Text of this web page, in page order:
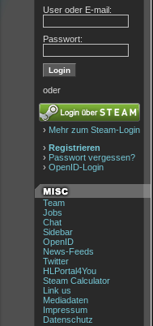
User oder E-mail:
Passwort:
oder
› Mehr zum Steam-Login
› Registrieren
› Passwort vergessen?
› OpenID-Login
Team
Jobs
Chat
Sidebar
OpenID
News-Feeds
Twitter
HLPortal4You
Steam Calculator
Link us
Mediadaten
Impressum
Datenschutz